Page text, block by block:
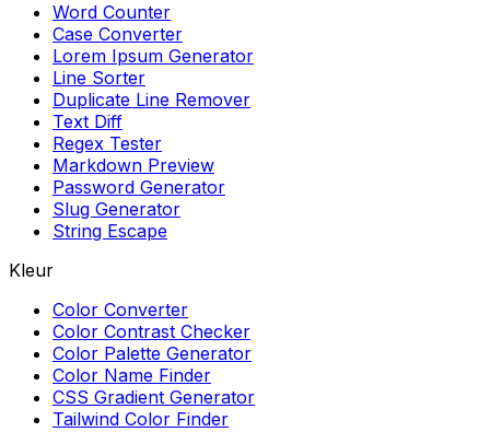
Word Counter
Case Converter
Lorem Ipsum Generator
Line Sorter
Duplicate Line Remover
Text Diff
Regex Tester
Markdown Preview
Password Generator
Slug Generator
String Escape
Kleur
Color Converter
Color Contrast Checker
Color Palette Generator
Color Name Finder
CSS Gradient Generator
Tailwind Color Finder